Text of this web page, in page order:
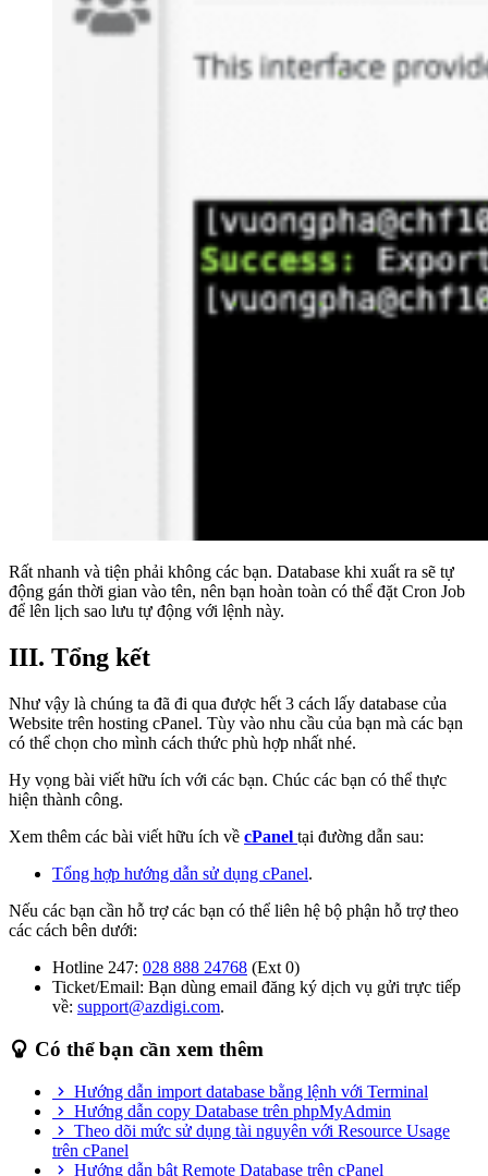
Rất nhanh và tiện phải không các bạn. Database khi xuất ra sẽ tự
động gán thời gian vào tên, nên bạn hoàn toàn có thể đặt Cron Job
để lên lịch sao lưu tự động với lệnh này.
III. Tổng kết
Như vậy là chúng ta đã đi qua được hết 3 cách lấy database của
Website trên hosting cPanel. Tùy vào nhu cầu của bạn mà các bạn
có thể chọn cho mình cách thức phù hợp nhất nhé.
Hy vọng bài viết hữu ích với các bạn. Chúc các bạn có thể thực
hiện thành công.
Xem thêm các bài viết hữu ích về cPanel tại đường dẫn sau:
Tổng hợp hướng dẫn sử dụng cPanel.
Nếu các bạn cần hỗ trợ các bạn có thể liên hệ bộ phận hỗ trợ theo
các cách bên dưới:
Hotline 247: 028 888 24768 (Ext 0)
Ticket/Email: Bạn dùng email đăng ký dịch vụ gửi trực tiếp
về: support@azdigi.com.
Có thể bạn cần xem thêm
Hướng dẫn import database bằng lệnh với Terminal
Hướng dẫn copy Database trên phpMyAdmin
Theo dõi mức sử dụng tài nguyên với Resource Usage
trên cPanel
Hướng dẫn bật Remote Database trên cPanel